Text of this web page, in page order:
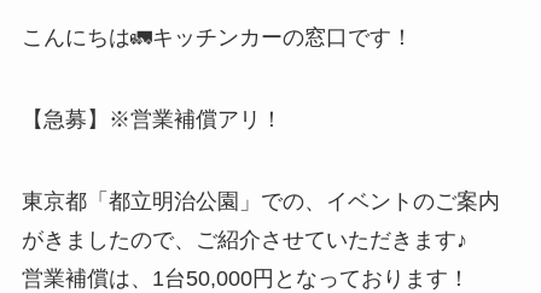
こんにちは🚛キッチンカーの窓口です！
【急募】※営業補償アリ！
東京都「都立明治公園」での、イベントのご案内
がきましたので、ご紹介させていただきます♪
営業補償は、1台50,000円となっております！